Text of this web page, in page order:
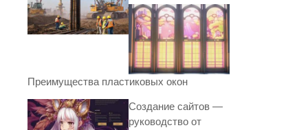
Преимущества пластиковых окон
Создание сайтов —
руководство от